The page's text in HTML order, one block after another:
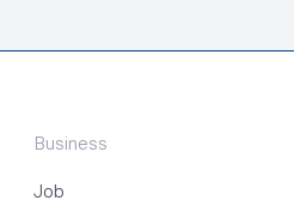
Business
Job